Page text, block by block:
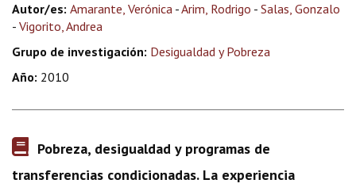
Autor/es: Amarante, Verónica -Arim, Rodrigo - Salas, Gonzalo
- Vigorito, Andrea
Grupo de investigación: Desigualdad y Pobreza
Año: 2010
Pobreza, desigualdad y programas de
transferencias condicionadas. La experiencia